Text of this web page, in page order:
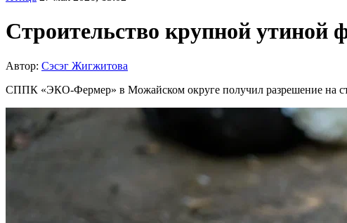
Строительство крупной утиной
Автор: Сэсэг Жигжитова
СППК «ЭКО-Фермер» в Можайском округе получил разрешение на